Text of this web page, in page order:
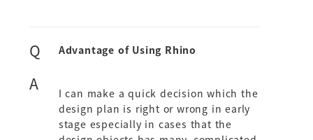
Q Advantage of Using Rhino
A
I can make a quick decision which the
design plan is right or wrong in early
stage especially in cases that the